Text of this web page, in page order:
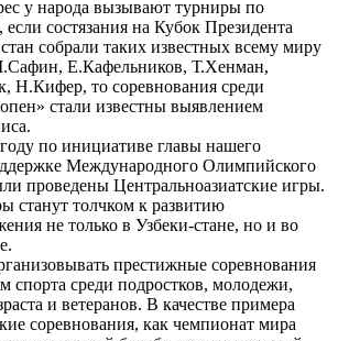
у народа вызывают турниры по
состязания на Кубок Президента
собрали таких известных всему миру
Е.Кафельников, Т.Хенман,
Н.Кифер, то соревнования среди
стали известны выявлением
по инициативе главы нашего
Международного Олимпийского
проведены Центральноазиатские игры.
станут толчком к развитию
не только в Узбеки-стане, но и во
престижные соревнования
спорта среди подростков, молодежи,
и ветеранов. В качестве примера
соревнования, как чемпионат мира